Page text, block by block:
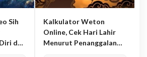
Sih
dan
Kalkulator Weton
Online, Cek Hari Lahir
Menurut Penanggalan